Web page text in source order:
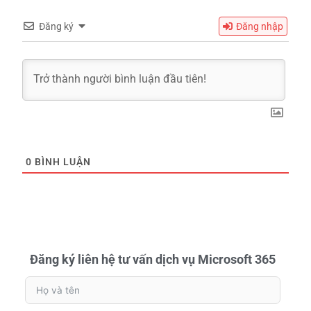
Đăng ký Đăng nhập
0 BÌNH LUẬN
Đăng ký liên hệ tư vấn dịch vụ Microsoft 365